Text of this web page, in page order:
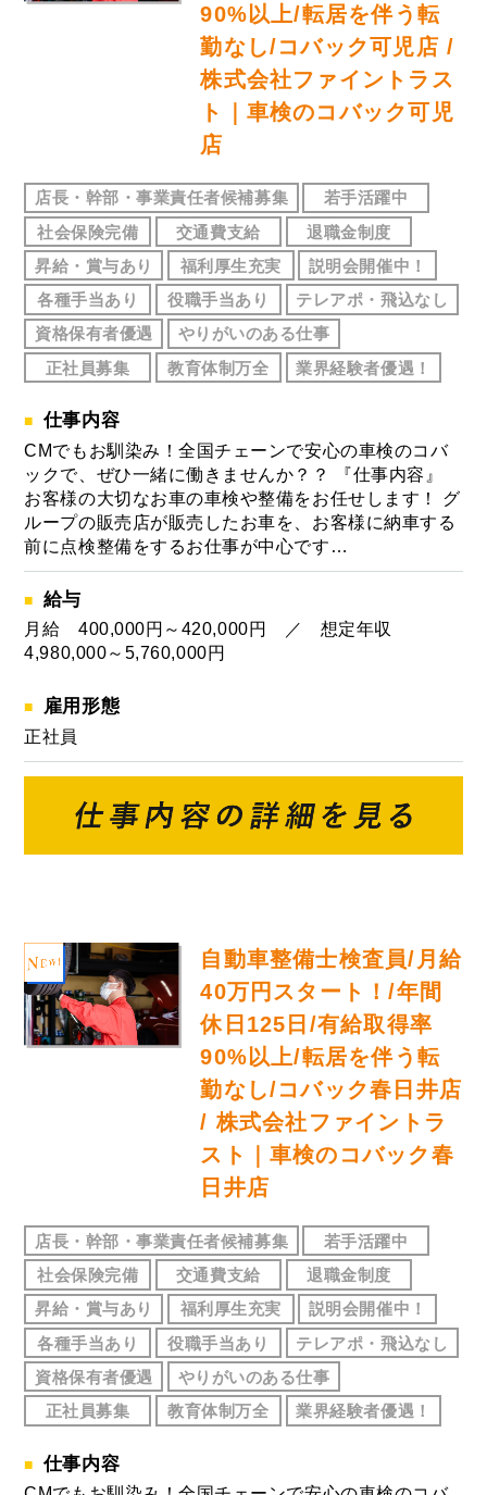
90%以上/転居を伴う転
勤なし/コバック可児店 /
株式会社ファイントラス
ト｜車検のコバック可児
店
店長・幹部・事業責任者候補募集
若手活躍中
社会保険完備
交通費支給
退職金制度
昇給・賞与あり
福利厚生充実
説明会開催中！
各種手当あり
役職手当あり
テレアポ・飛込なし
資格保有者優遇
やりがいのある仕事
正社員募集
教育体制万全 業界経験者優遇！
仕事内容
CMでもお馴染み！全国チェーンで安心の車検のコバ
ックで、ぜひ一緒に働きませんか？？ 『仕事内容』
お客様の大切なお車の車検や整備をお任せします！ グ
ループの販売店が販売したお車を、お客様に納車する
前に点検整備をするお仕事が中心です…
給与
月給 400,000円～420,000円 ／ 想定年収
4,980,000～5,760,000円
雇用形態
正社員
自動車整備士検査員/月給
40万円スタート！/年間
休日125日/有給取得率
90%以上/転居を伴う転
勤なし/コバック春日井店
/ 株式会社ファイントラ
スト｜車検のコバック春
日井店
店長・幹部・事業責任者候補募集
若手活躍中
社会保険完備
交通費支給
退職金制度
昇給・賞与あり
福利厚生充実
説明会開催中！
各種手当あり
役職手当あり
テレアポ・飛込なし
資格保有者優遇
やりがいのある仕事
正社員募集
教育体制万全 業界経験者優遇！
仕事内容